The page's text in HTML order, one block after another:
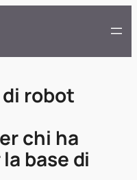
robot
chi ha
base di